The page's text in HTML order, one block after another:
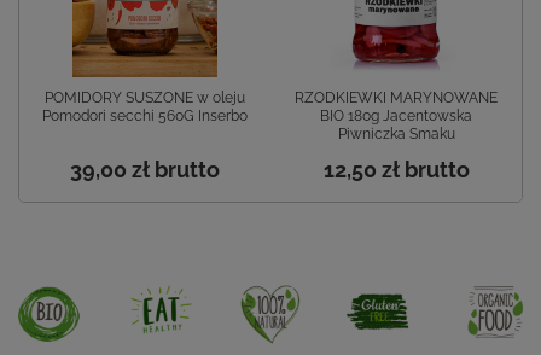
POMIDORY SUSZONE w oleju
Pomodori secchi 560G Inserbo
39,00 zł brutto
RZODKIEWKI MARYNOWANE
BIO 180g Jacentowska
Piwniczka Smaku
12,50 złbrutto